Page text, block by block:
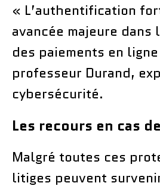
« L’authentification
avancée majeure dans
des paiements en
professeur Durand,
cybersécurité.
Les recours en cas
Malgré toutes ces
litiges peuvent